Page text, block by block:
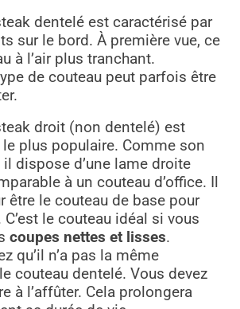
dentelé est caractérisé par
sur le bord. À première vue, ce
à l’air plus tranchant.
de couteau peut parfois être
droit (non dentelé) est
plus populaire. Comme son
il dispose d’une lame droite
à un couteau d’office. Il
être le couteau de base pour
le couteau idéal si vous
coupes nettes et lisses.
qu’il n’a pas la même
couteau dentelé. Vous devez
à l’affûter. Cela prolongera